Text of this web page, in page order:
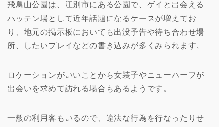
飛鳥山公園は、江別市にある公園で、ゲイと出会える
ハッテン場として近年話題になるケースが増えてお
り、地元の掲示板においても出没予告や待ち合わせ場
所、したいプレイなどの書き込みが多くみられます。
ロケーションがいいことから女装子やニューハーフが
出会いを求めて訪れる場合もあるようです。
一般の利用客もいるので、違法な行為を行なったりせ